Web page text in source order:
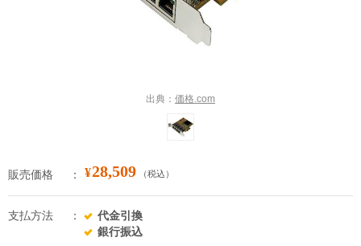
出典： 価格.com
販売価格 ¥28,509 （税込）
支払方法
代金引換
銀行振込